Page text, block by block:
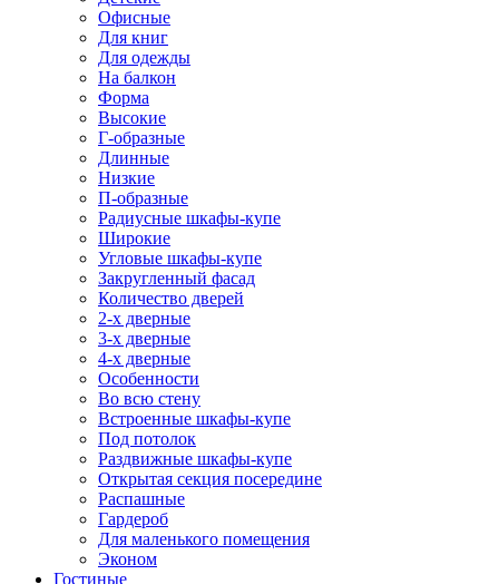
Офисные
Для книг
Для одежды
На балкон
Форма
Высокие
Г-образные
Длинные
Низкие
П-образные
Радиусные шкафы-купе
Широкие
Угловые шкафы-купе
Закругленный фасад
Количество дверей
2-х дверные
3-х дверные
4-х дверные
Особенности
Во всю стену
Встроенные шкафы-купе
Под потолок
Раздвижные шкафы-купе
Открытая секция посередине
Распашные
Гардероб
Для маленького помещения
Эконом
Гостиные